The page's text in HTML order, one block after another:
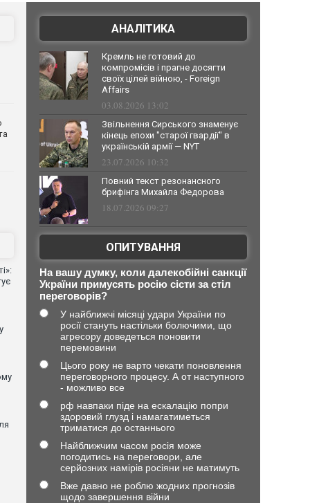
АНАЛІТИКА
Кремль не готовий до
компромісів і прагне досягти
своїх цілей війною, - Foreign
Affairs
03.08.2026 13:02
Звільнення Сирського знаменує
кінець епохи "старої гвардії" в
українській армії — NYT
23.07.2026 10:32
Повний текст резонансного
брифінга Михайла Федорова
18.07.2026 09:27
ОПИТУВАННЯ
На вашу думку, коли далекобійні санкції
України примусять росію сісти за стіл
переговорів?
У найближчі місяці удари України по
росії стануть настільки болючими, що
агресору доведеться поновити
перемовини
Цього року не варто чекати поновлення
переговорного процесу. А от наступного
- можливо все
рф навпаки піде на ескалацію попри
здоровий глузд і намагатиметься
триматися до останнього
Найближчим часом росія може
погодитись на переговори, але
серйозних намірів росіяни не матимуть
Вже давно не роблю жодних прогнозів
щодо завершення війни